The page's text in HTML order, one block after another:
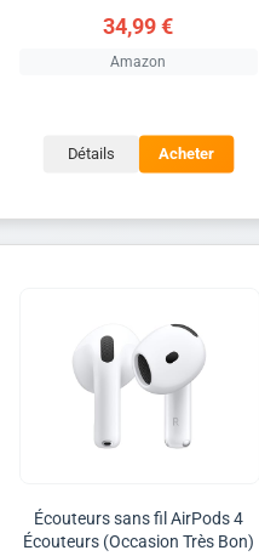
34,99 €
Amazon
Détails Acheter
Écouteurs sans fil AirPods 4
Écouteurs (Occasion Très Bon)